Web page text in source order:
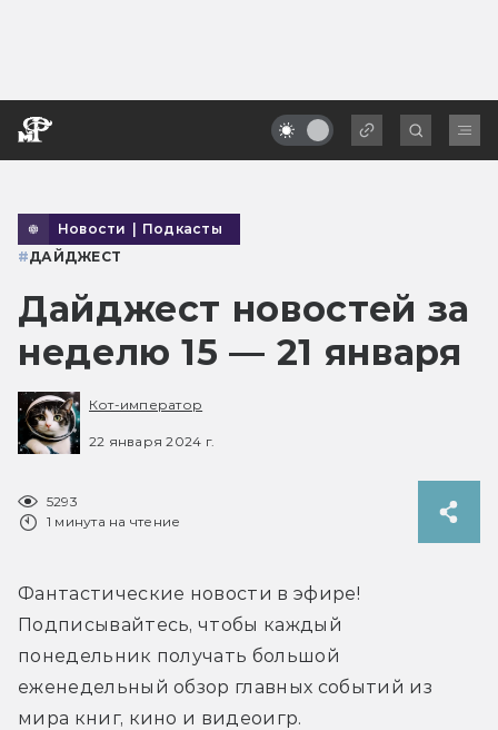
Новости | Подкасты
#ДАЙДЖЕСТ
Дайджест новостей за
неделю 15 — 21 января
Кот-император
22 января 2024 г.
5293
1 минута на чтение
Фантастические новости в эфире!
Подписывайтесь, чтобы каждый
понедельник получать большой
еженедельный обзор главных событий из
мира книг, кино и видеоигр.